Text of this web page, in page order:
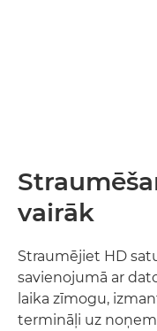
vairāk
Straumējiet HD
savienojumā ar
laika zīmogu,
termināļi uz